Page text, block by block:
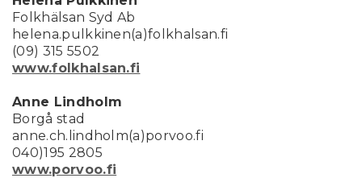
Folkhälsan Syd Ab
helena.pulkkinen(a)folkhalsan.fi
(09) 315 5502
www.folkhalsan.fi
Anne Lindholm
Borgå stad
anne.ch.lindholm(a)porvoo.fi
040)195 2805
www.porvoo.fi